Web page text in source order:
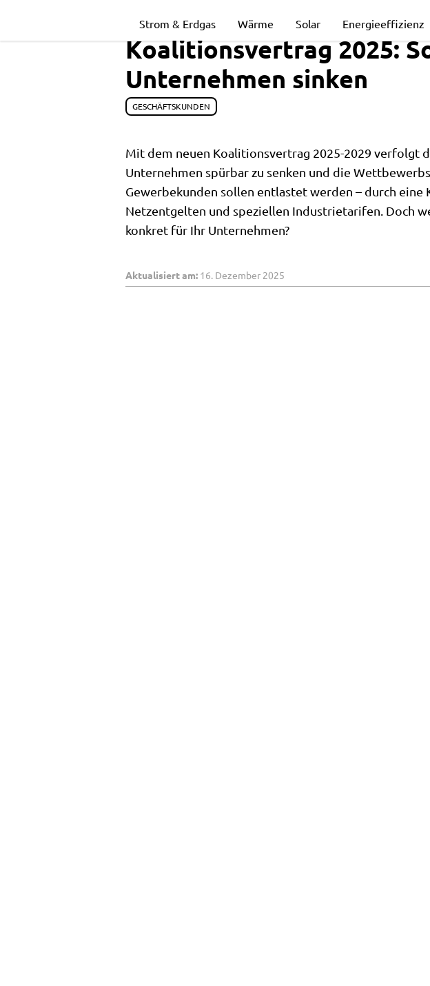
Senkung
Strompreise
Koalitionsvertrag
Strom & Erdgas Wärme Solar Energieeffizienz
Koalitionsvertrag 2025:
Unternehmen sinken
GESCHÄFTSKUNDEN
Mit dem neuen Koalitionsvertrag 2025-2029 verfolgt
Unternehmen spürbar zu senken und die
Gewerbekunden sollen entlastet werden – durch
Netzentgelten und speziellen Industrietarifen. Doch
konkret für Ihr Unternehmen?
Aktualisiert am: 16. Dezember 2025